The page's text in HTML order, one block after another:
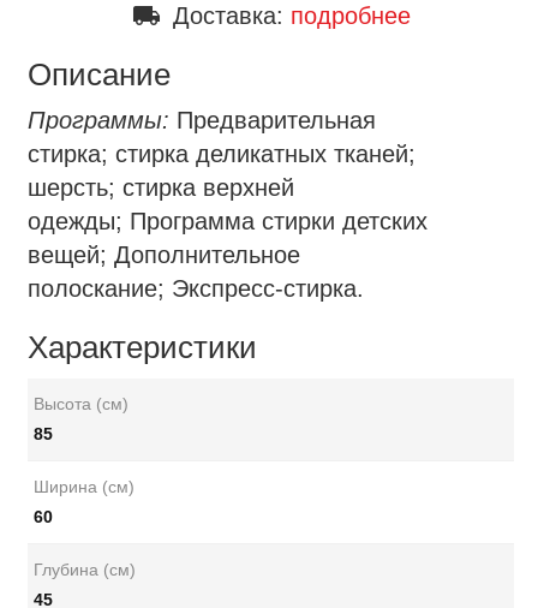
local_shipping Доставка: подробнее
Описание
Программы: Предварительная
стирка; стирка деликатных тканей;
шерсть; стирка верхней
одежды; Программа стирки детских
вещей; Дополнительное
полоскание; Экспресс-стирка.
Характеристики
Высота (см)
85
Ширина (см)
60
Глубина (см)
45